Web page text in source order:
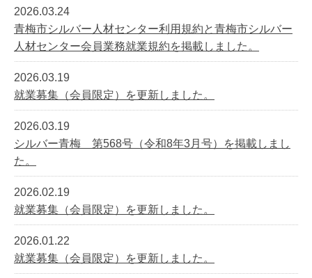
2026.03.24
青梅市シルバー人材センター利用規約と青梅市シルバー
人材センター会員業務就業規約を掲載しました。
2026.03.19
就業募集（会員限定）を更新しました。
2026.03.19
シルバー青梅 第568号（令和8年3月号）を掲載しまし
た。
2026.02.19
就業募集（会員限定）を更新しました。
2026.01.22
就業募集（会員限定）を更新しました。